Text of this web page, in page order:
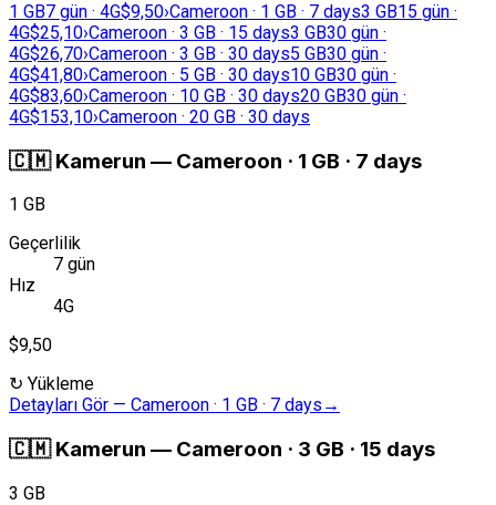
1 GB7 gün · 4G$9,50›Cameroon · 1 GB · 7 days3 GB15 gün ·
4G$25,10›Cameroon · 3 GB · 15 days3 GB30 gün ·
4G$26,70›Cameroon · 3 GB · 30 days5 GB30 gün ·
4G$41,80›Cameroon · 5 GB · 30 days10 GB30 gün ·
4G$83,60›Cameroon · 10 GB · 30 days20 GB30 gün ·
4G$153,10›Cameroon · 20 GB · 30 days
🇨🇲 Kamerun — Cameroon · 1 GB · 7 days
1 GB
Geçerlilik
7 gün
Hız
4G
$9,50
↻ Yükleme
Detayları Gör — Cameroon · 1 GB · 7 days →
🇨🇲 Kamerun — Cameroon · 3 GB · 15 days
3 GB